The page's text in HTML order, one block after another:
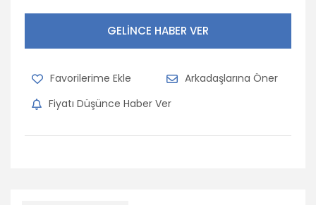
GELİNCE HABER VER
Arkadaşlarına Öner
Fiyatı Düşünce Haber Ver